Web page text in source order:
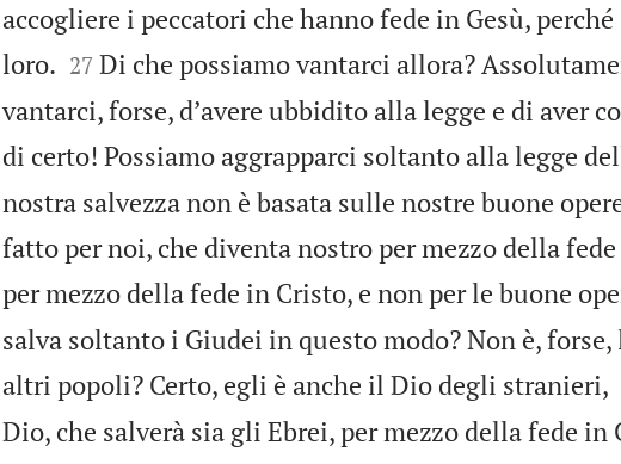
accogliere i peccatori che hanno fede in Gesù,
loro.
27 Di che possiamo vantarci allora?
vantarci, forse, dʼavere ubbidito alla legge e di aver
di certo! Possiamo aggrapparci soltanto alla legge
nostra salvezza non è basata sulle nostre buone
fatto per noi, che diventa nostro per mezzo della
per mezzo della fede in Cristo, e non per le buone
salva soltanto i Giudei in questo modo? Non è,
altri popoli? Certo, egli è anche il Dio degli stranieri,
Dio, che salverà sia gli Ebrei, per mezzo della fede in